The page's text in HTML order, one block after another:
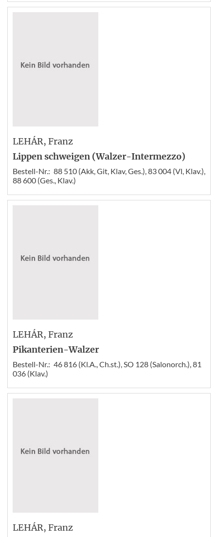
LEHÁR, Franz
Lippen schweigen (Walzer-Intermezzo)
Bestell-Nr.: 88 510 (Akk, Git, Klav, Ges.), 83 004 (Vl, Klav.),
88 600 (Ges., Klav.)
LEHÁR, Franz
Pikanterien-Walzer
Bestell-Nr.: 46 816 (Kl.A., Ch.st.), SO 128 (Salonorch.), 81
036 (Klav.)
LEHÁR, Franz